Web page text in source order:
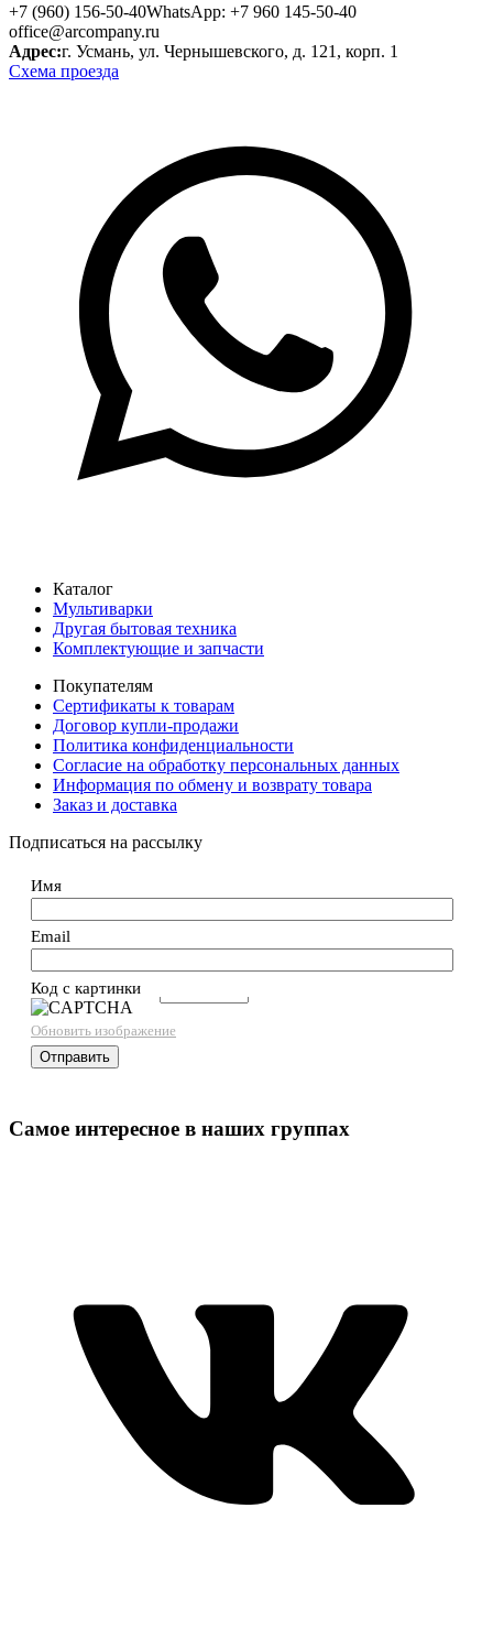
+7 (960) 156-50-40WhatsApp: +7 960 145-50-40
office@arcompany.ru
Адрес:г. Усмань, ул. Чернышевского, д. 121, корп. 1
Схема проезда
Каталог
Мультиварки
Другая бытовая техника
Комплектующие и запчасти
Покупателям
Сертификаты к товарам
Договор купли-продажи
Политика конфиденциальности
Согласие на обработку персональных данных
Информация по обмену и возврату товара
Заказ и доставка
Подписаться на рассылку
Имя
Email
Код с картинки→
Обновить изображение
Самое интересное в наших группах